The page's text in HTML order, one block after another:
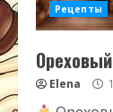
Рецепты
Elena